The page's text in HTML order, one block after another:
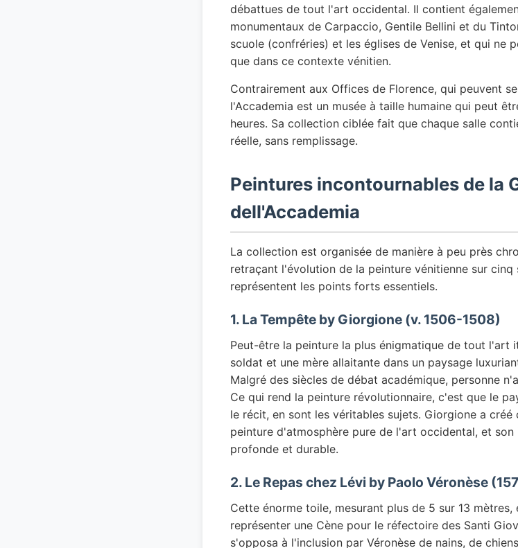
débattues de tout l'art occidental. Il contient
monumentaux de Carpaccio, Gentile Bellini et du
scuole (confréries) et les églises de Venise, et qui ne
que dans ce contexte vénitien.
Contrairement aux Offices de Florence, qui peuvent
l'Accademia est un musée à taille humaine qui peut
heures. Sa collection ciblée fait que chaque salle
réelle, sans remplissage.
Peintures incontournables de la
dell'Accademia
La collection est organisée de manière à peu près
retraçant l'évolution de la peinture vénitienne sur cinq
représentent les points forts essentiels.
1. La Tempête by Giorgione (v. 1506-1508)
Peut-être la peinture la plus énigmatique de tout l'art
soldat et une mère allaitante dans un paysage
Malgré des siècles de débat académique, personne
Ce qui rend la peinture révolutionnaire, c'est que le
le récit, en sont les véritables sujets. Giorgione a
peinture d'atmosphère pure de l'art occidental, et
profonde et durable.
2. Le Repas chez Lévi by Paolo Véronèse
Cette énorme toile, mesurant plus de 5 sur 13
représenter une Cène pour le réfectoire des Santi
s'opposa à l'inclusion par Véronèse de nains, de